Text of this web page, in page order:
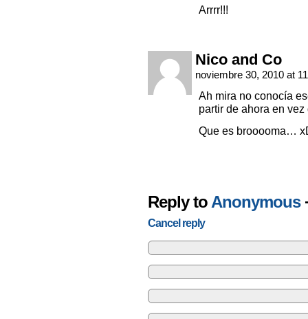
Arrrr!!!
Nico and Co
noviembre 30, 2010 at
Ah mira no conocía
partir de ahora en
Que es brooooma…
Reply to Anonymous
Cancel reply